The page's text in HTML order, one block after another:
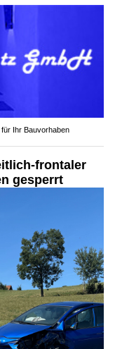
Ihr Bauvorhaben
frontaler
gesperrt